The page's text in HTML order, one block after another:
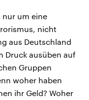
nur um eine
nicht
aus Deutschland
Druck ausüben auf
Gruppen
woher haben
ihr Geld? Woher